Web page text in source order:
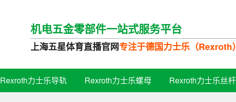
机电五金零部件一站式服务平台
上海五星体育直播官网专注于德国力士乐（Rexroth
Rexroth力士乐导轨 Rexroth力士乐螺母 Rexroth力士乐丝杆